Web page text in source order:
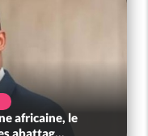
africaine, le
abattag...